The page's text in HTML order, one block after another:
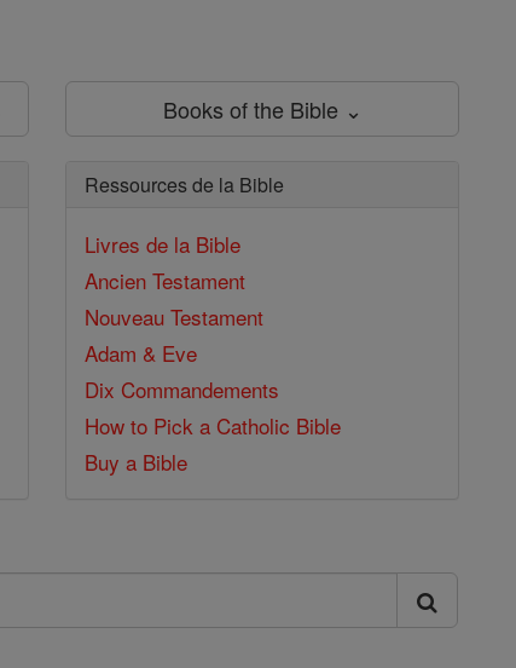
Books of the Bible ⌄
Ressources de la Bible
Livres de la Bible
Ancien Testament
Nouveau Testament
Adam & Eve
Dix Commandements
How to Pick a Catholic Bible
Buy a Bible